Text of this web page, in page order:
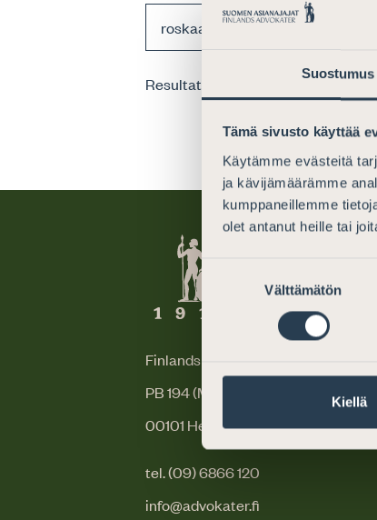
Suostumus
Tämä sivusto käyttää
Käytämme evästeitä
ja kävijämäärämme
kumppaneillemme
olet antanut heille tai
Suostumuksen
Välttämätön
Kiellä
Resultat st för sökordet
Finlands Advokater
PB 194 (Mikaelsgatan 25)
00101 Helsingfors
tel. (09) 6866 120
info@advokater.fi